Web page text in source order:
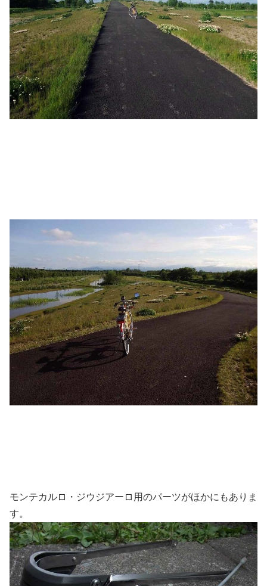
モンテカルロ・ジウジアーロ用のパーツがほかにもありま
す。